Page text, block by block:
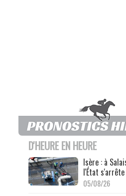
D'HEURE EN HEURE
Isère : à
l'État
05/08/26